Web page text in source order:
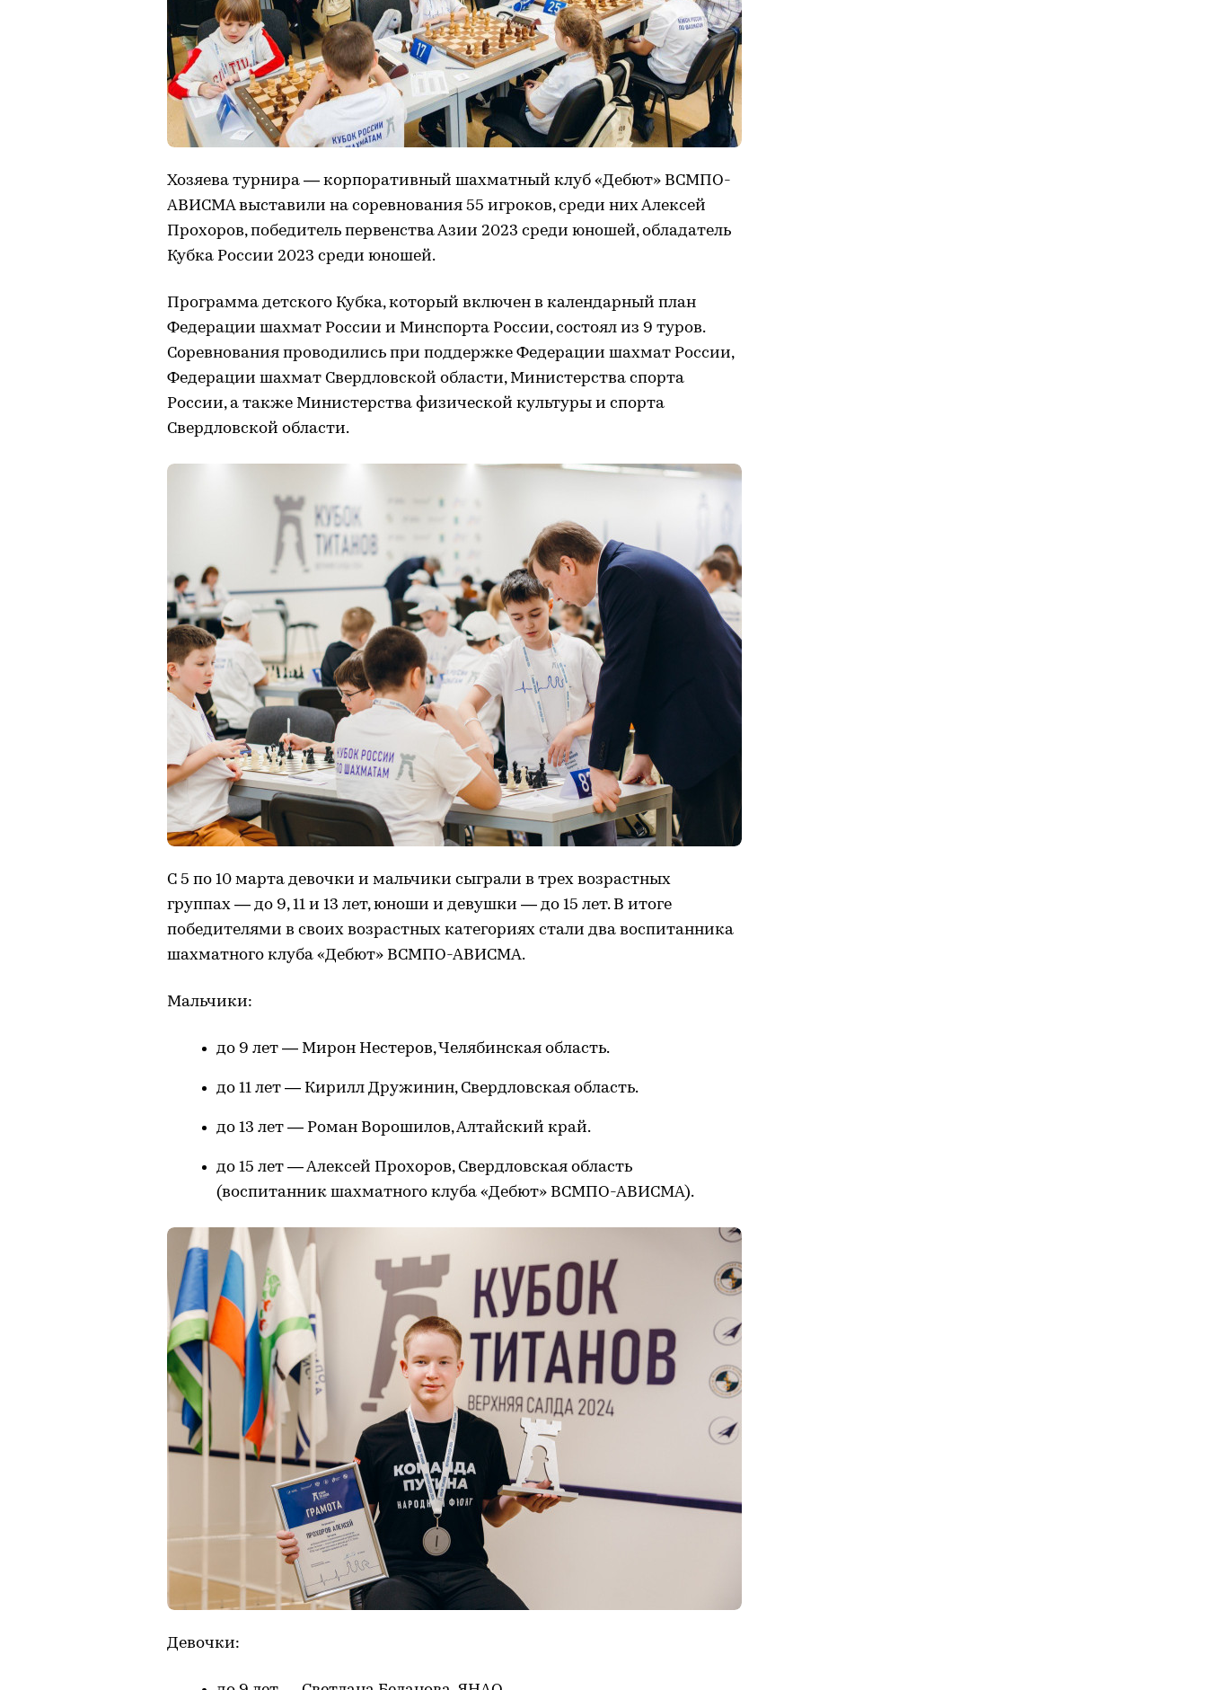
Хозяева турнира — корпоративный шахматный клуб «Дебют» ВСМПО-
АВИСМА выставили на соревнования 55 игроков, среди них Алексей
Прохоров, победитель первенства Азии 2023 среди юношей, обладатель
Кубка России 2023 среди юношей.
Программа детского Кубка, который включен в календарный план
Федерации шахмат России и Минспорта России, состоял из 9 туров.
Соревнования проводились при поддержке Федерации шахмат России,
Федерации шахмат Свердловской области, Министерства спорта
России, а также Министерства физической культуры и спорта
Свердловской области.
С 5 по 10 марта девочки и мальчики сыграли в трех возрастных
группах — до 9, 11 и 13 лет, юноши и девушки — до 15 лет. В итоге
победителями в своих возрастных категориях стали два воспитанника
шахматного клуба «Дебют» ВСМПО-АВИСМА.
Мальчики:
до 9 лет — Мирон Нестеров, Челябинская область.
до 11 лет — Кирилл Дружинин, Свердловская область.
до 13 лет — Роман Ворошилов, Алтайский край.
до 15 лет — Алексей Прохоров, Свердловская область
(воспитанник шахматного клуба «Дебют» ВСМПО-АВИСМА).
Девочки: